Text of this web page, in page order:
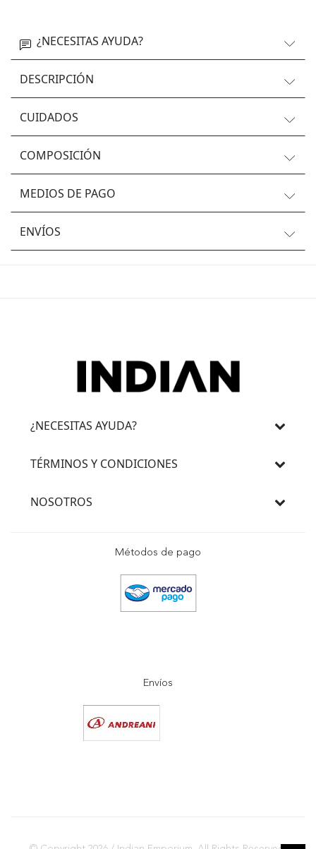
¿NECESITAS AYUDA?
DESCRIPCIÓN
CUIDADOS
COMPOSICIÓN
MEDIOS DE PAGO
ENVÍOS
¿NECESITAS AYUDA?
TÉRMINOS Y CONDICIONES
NOSOTROS
Métodos de pago
Envíos